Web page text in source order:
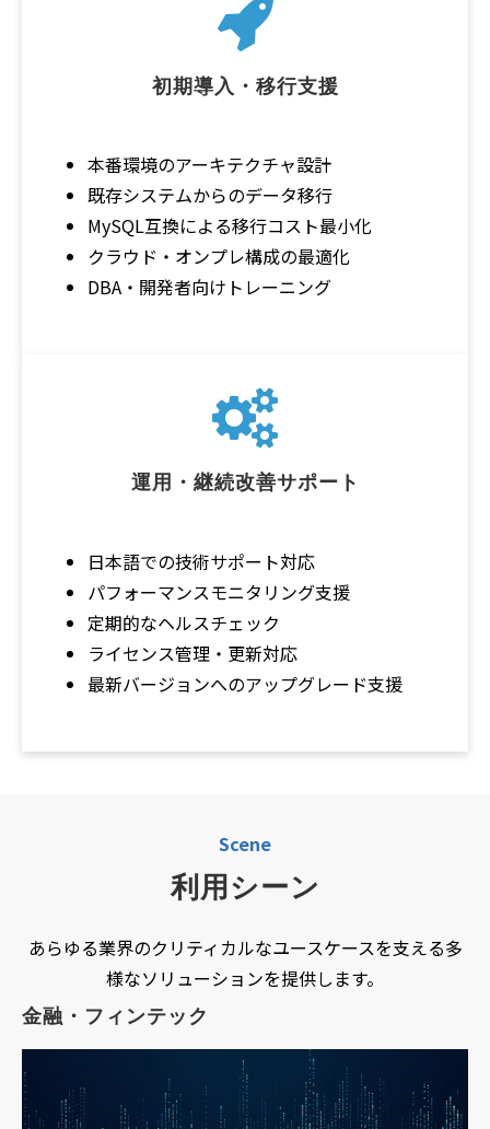
初期導入・移行支援
本番環境のアーキテクチャ設計
既存システムからのデータ移行
MySQL互換による移行コスト最小化
クラウド・オンプレ構成の最適化
DBA・開発者向けトレーニング
運用・継続改善サポート
日本語での技術サポート対応
パフォーマンスモニタリング支援
定期的なヘルスチェック
ライセンス管理・更新対応
最新バージョンへのアップグレード支援
Scene
利用シーン
あらゆる業界のクリティカルなユースケースを支える多
様なソリューションを提供します。
金融・フィンテック